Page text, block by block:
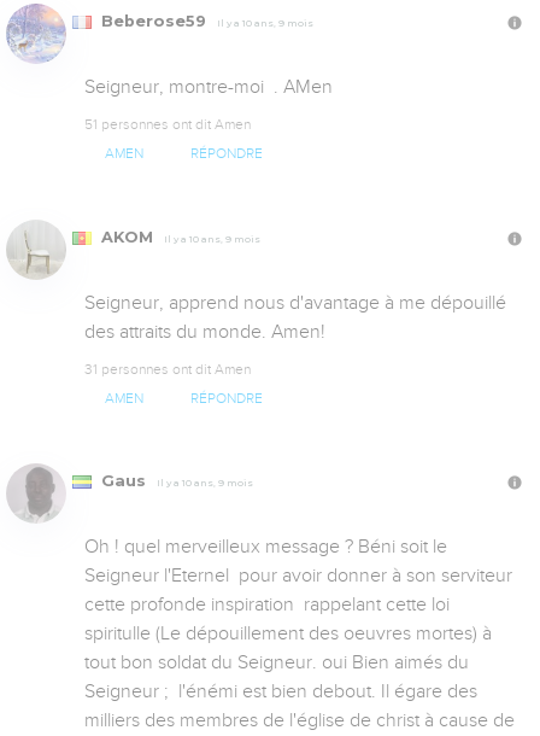
Beberose59 Il y a 10 ans, 9 mois
Seigneur, montre-moi  . AMen
51 personnes ont dit Amen
AMEN RÉPONDRE
AKOM Il y a 10 ans, 9 mois
Seigneur, apprend nous d'avantage à me dépouillé
des attraits du monde. Amen!
31 personnes ont dit Amen
AMEN RÉPONDRE
Gaus Il y a 10 ans, 9 mois
Oh ! quel merveilleux message ? Béni soit le
Seigneur l'Eternel  pour avoir donner à son serviteur
cette profonde inspiration  rappelant cette loi
spiritulle (Le dépouillement des oeuvres mortes) à
tout bon soldat du Seigneur. oui Bien aimés du
Seigneur ;  l'énémi est bien debout. Il égare des
milliers des membres de l'église de christ à cause de